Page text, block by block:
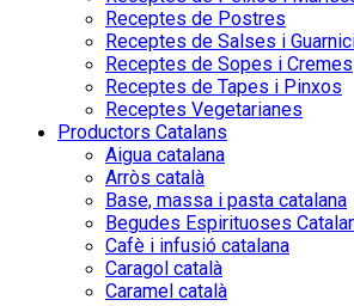
Receptes de Postres
Receptes de Salses i
Receptes de Sopes i Cremes
Receptes de Tapes i Pinxos
Receptes Vegetarianes
Productors Catalans
Aigua catalana
Arròs català
Base, massa i pasta catalana
Begudes Espirituoses
Cafè i infusió catalana
Caragol català
Caramel català